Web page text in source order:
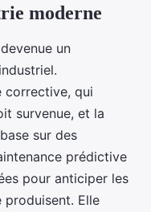
moderne
un
corrective, qui
survenue, et la
sur des
prédictive
pour anticiper les
produisent. Elle